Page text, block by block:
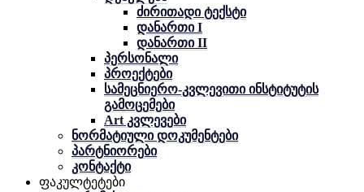
ძირითადი ტექსტი
დანართი I
დანართი II
პერსონალი
პროექტები
სამეცნიერო-კვლევითი ინსტიტუტის
გამოცემები
Art კვლევები
ნორმატიული დოკუმენტები
პარტნიორები
კონტაქტი
ფაკულტეტები